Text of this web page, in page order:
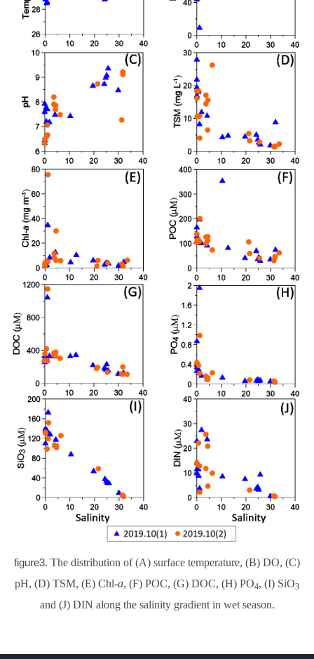
figure3. The distribution of (A) surface temperature, (B) DO, (C)
pH, (D) TSM, (E) Chl-a, (F) POC, (G) DOC, (H) PO4, (I) SiO3
and (J) DIN along the salinity gradient in wet season.